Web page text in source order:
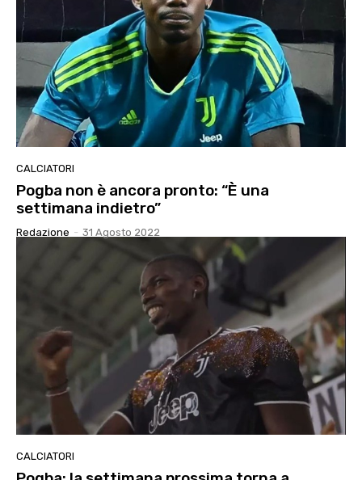
CALCIATORI
Pogba non è ancora pronto: “È una
settimana indietro”
Redazione - 31 Agosto 2022
CALCIATORI